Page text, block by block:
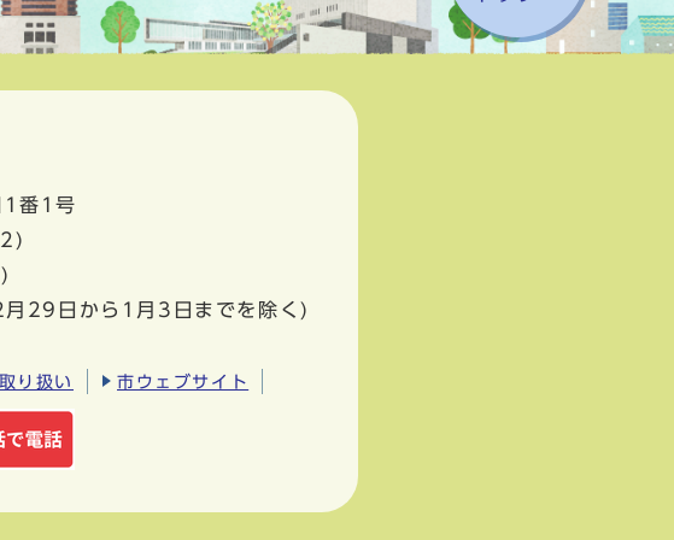
1番1号
29日から1月3日までを除く)
り扱い 市ウェブサイト